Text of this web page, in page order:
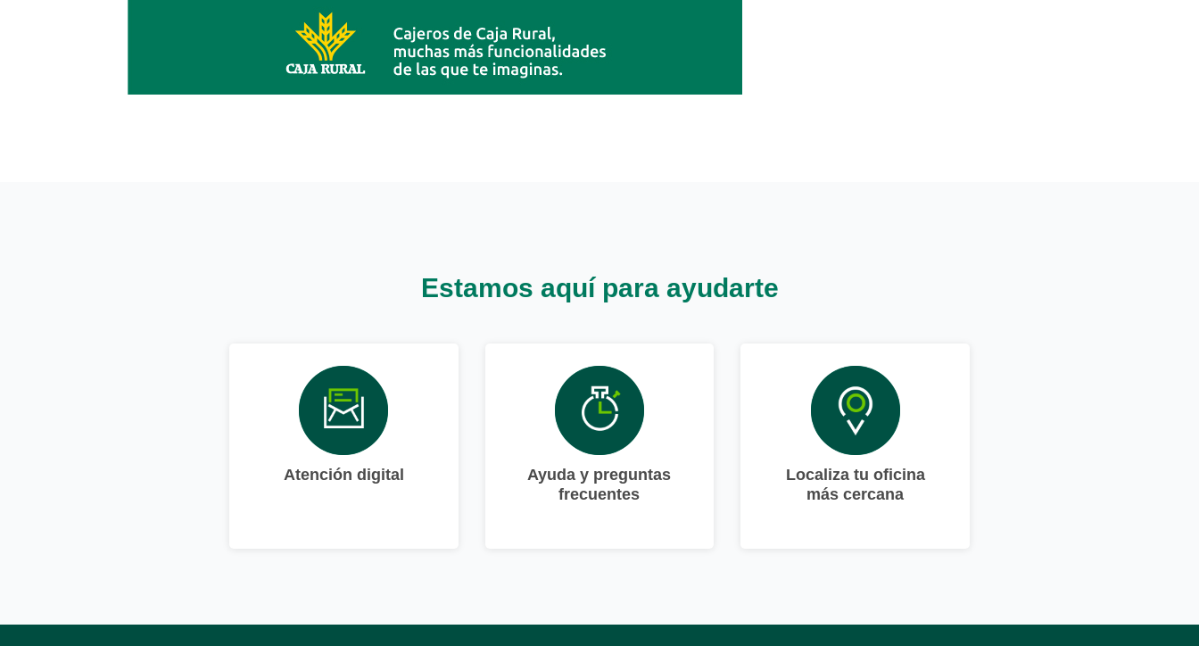
Estamos aquí para ayudarte
Atención digital
Ayuda y preguntas
frecuentes
Localiza tu oficina
más cercana